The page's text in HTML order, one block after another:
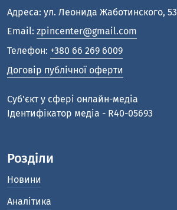
Адреса: ул. Леонида Жаботинского, 53
Email: zpincenter@gmail.com
Телефон: +380 66 269 6009
Договір публічної оферти
Cуб'єкт у сфері онлайн-медіа
Ідентифікатор медіа - R40-05693
Розділи
Новини
Аналітика